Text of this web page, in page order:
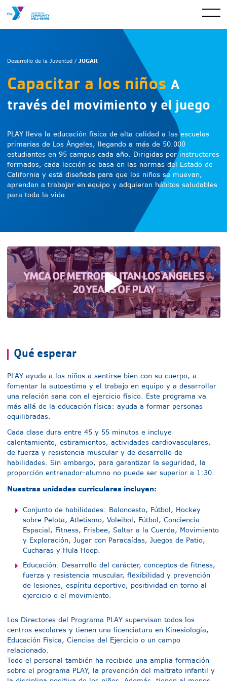
Desarrollo de la Juventud / JUGAR
Capacitar a los niños A
través del movimiento y el juego
PLAY lleva la educación física de alta calidad a las escuelas
primarias de Los Ángeles, llegando a más de 50.000
estudiantes en 95 campus cada año. Dirigidas por instructores
formados, cada lección se basa en las normas del Estado de
California y está diseñada para que los niños se muevan,
aprendan a trabajar en equipo y adquieran hábitos saludables
para toda la vida.
Reproducir vídeo
Qué esperar
PLAY ayuda a los niños a sentirse bien con su cuerpo, a
fomentar la autoestima y el trabajo en equipo y a desarrollar
una relación sana con el ejercicio físico. Este programa va
más allá de la educación física: ayuda a formar personas
equilibradas.
Cada clase dura entre 45 y 55 minutos e incluye
calentamiento, estiramientos, actividades cardiovasculares,
de fuerza y resistencia muscular y de desarrollo de
habilidades. Sin embargo, para garantizar la seguridad, la
proporción entrenador-alumno no puede ser superior a 1:30.
Nuestras unidades curriculares incluyen:
Conjunto de habilidades: Baloncesto, Fútbol, Hockey
sobre Pelota, Atletismo, Voleibol, Fútbol, Conciencia
Espacial, Fitness, Frisbee, Saltar a la Cuerda, Movimiento
y Exploración, Jugar con Paracaídas, Juegos de Patio,
Cucharas y Hula Hoop.
Educación: Desarrollo del carácter, conceptos de fitness,
fuerza y resistencia muscular, flexibilidad y prevención
de lesiones, espíritu deportivo, positividad en torno al
ejercicio o el movimiento.
Los Directores del Programa PLAY supervisan todos los
centros escolares y tienen una licenciatura en Kinesiología,
Educación Física, Ciencias del Ejercicio o un campo
relacionado.
Todo el personal también ha recibido una amplia formación
sobre el programa PLAY, la prevención del maltrato infantil y